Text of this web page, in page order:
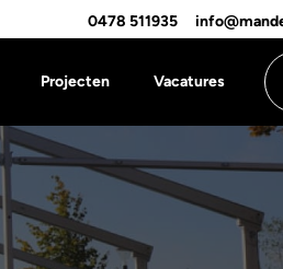
0478 511935
Projecten Vacatures